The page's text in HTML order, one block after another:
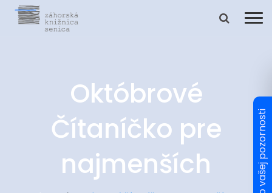
Októbrové
Čítaníčko pre
najmenších